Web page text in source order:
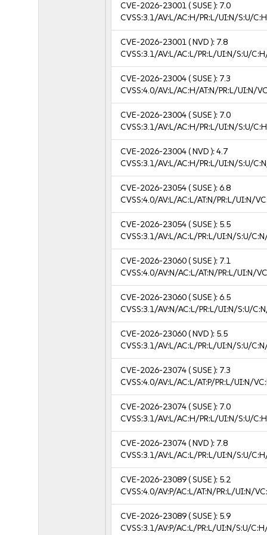
CVE-2026-23001( SUSE ): 7.0
CVSS:3.1/AV:L/AC:H/PR:L/UI:N/S:U/
CVE-2026-23001( NVD ): 7.8
CVSS:3.1/AV:L/AC:L/PR:L/UI:N/S:U/
CVE-2026-23004( SUSE ): 7.3
CVSS:4.0/AV:L/AC:H/AT:N/PR:L/UI:N/
CVE-2026-23004( SUSE ): 7.0
CVSS:3.1/AV:L/AC:H/PR:L/UI:N/S:U/
CVE-2026-23004( NVD ):4.7
CVSS:3.1/AV:L/AC:H/PR:L/UI:N/S:U/
CVE-2026-23054( SUSE ):6.8
CVSS:4.0/AV:L/AC:L/AT:N/PR:L/UI:N/
CVE-2026-23054( SUSE ): 5.5
CVSS:3.1/AV:L/AC:L/PR:L/UI:N/S:U/
CVE-2026-23060( SUSE ): 7.1
CVSS:4.0/AV:N/AC:L/AT:N/PR:L/UI:N/
CVE-2026-23060( SUSE ):6.5
CVSS:3.1/AV:N/AC:L/PR:L/UI:N/S:U/
CVE-2026-23060( NVD ): 5.5
CVSS:3.1/AV:L/AC:L/PR:L/UI:N/S:U/
CVE-2026-23074( SUSE ): 7.3
CVSS:4.0/AV:L/AC:L/AT:P/PR:L/UI:N/
CVE-2026-23074( SUSE ): 7.0
CVSS:3.1/AV:L/AC:H/PR:L/UI:N/S:U/
CVE-2026-23074( NVD ): 7.8
CVSS:3.1/AV:L/AC:L/PR:L/UI:N/S:U/
CVE-2026-23089( SUSE ): 5.2
CVSS:4.0/AV:P/AC:L/AT:N/PR:L/UI:N/
CVE-2026-23089( SUSE ): 5.9
CVSS:3.1/AV:P/AC:L/PR:L/UI:N/S:U/